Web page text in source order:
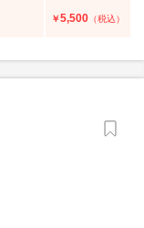
￥5,500 （税込）